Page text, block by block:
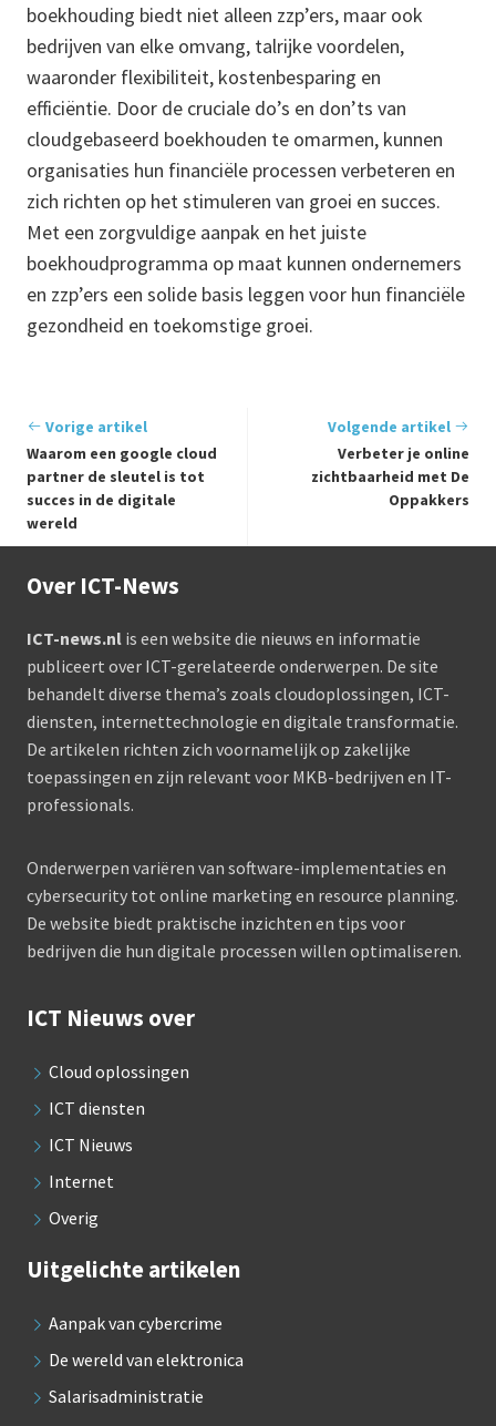
boekhouding biedt niet alleen zzp’ers, maar ook
bedrijven van elke omvang, talrijke voordelen,
waaronder flexibiliteit, kostenbesparing en
efficiëntie. Door de cruciale do’s en don’ts van
cloudgebaseerd boekhouden te omarmen, kunnen
organisaties hun financiële processen verbeteren en
zich richten op het stimuleren van groei en succes.
Met een zorgvuldige aanpak en het juiste
boekhoudprogramma op maat kunnen ondernemers
en zzp’ers een solide basis leggen voor hun financiële
gezondheid en toekomstige groei.
Vorige artikel
Waarom een google cloud
partner de sleutel is tot
succes in de digitale
wereld
Volgende artikel
Verbeter je online
zichtbaarheid met De
Oppakkers
Over ICT-News
ICT-news.nl is een website die nieuws en informatie
publiceert over ICT-gerelateerde onderwerpen. De site
behandelt diverse thema’s zoals cloudoplossingen, ICT-
diensten, internettechnologie en digitale transformatie.
De artikelen richten zich voornamelijk op zakelijke
toepassingen en zijn relevant voor MKB-bedrijven en IT-
professionals.
Onderwerpen variëren van software-implementaties en
cybersecurity tot online marketing en resource planning.
De website biedt praktische inzichten en tips voor
bedrijven die hun digitale processen willen optimaliseren.
ICT Nieuws over
Cloud oplossingen
ICT diensten
ICT Nieuws
Internet
Overig
Uitgelichte artikelen
Aanpak van cybercrime
De wereld van elektronica
Salarisadministratie